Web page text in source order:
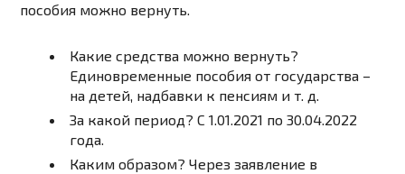
пособия можно вернуть.
Какие средства можно вернуть?
Единовременные пособия от государства –
на детей, надбавки к пенсиям и т. д.
За какой период? С 1.01.2021 по 30.04.2022
года.
Каким образом? Через заявление в